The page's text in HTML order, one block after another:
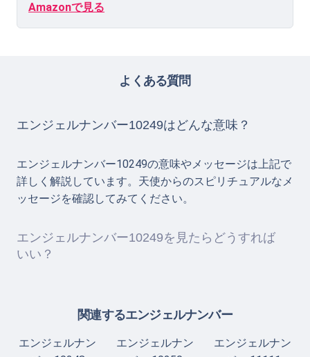
Amazonで見る
よくある質問
エンジェルナンバー10249はどんな意味？
エンジェルナンバー10249の意味やメッセージは上記で
詳しく解説しています。天使からのスピリチュアルなメ
ッセージを確認してみてください。
エンジェルナンバー10249を見たらどうすれば
いい？
関連するエンジェルナンバー
エンジェルナン
エンジェルナン
エンジェルナン